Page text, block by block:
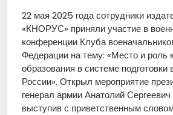
22 мая 2025 года сотрудники
«КНОРУС» приняли участие в
конференции Клуба
Федерации на тему: «Место и роль
образования в системе подготовки
России». Открыл мероприятие
генерал армии Анатолий
выступив с приветственным